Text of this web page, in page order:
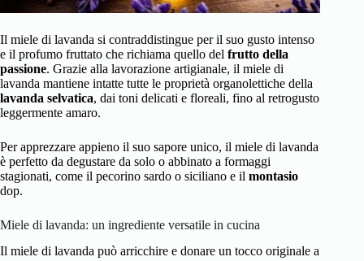
Il miele di lavanda si contraddistingue per il suo gusto intenso
e il profumo fruttato che richiama quello del frutto della
passione. Grazie alla lavorazione artigianale, il miele di
lavanda mantiene intatte tutte le proprietà organolettiche della
lavanda selvatica, dai toni delicati e floreali, fino al retrogusto
leggermente amaro.
Per apprezzare appieno il suo sapore unico, il miele di lavanda
è perfetto da degustare da solo o abbinato a formaggi
stagionati, come il pecorino sardo o siciliano e il montasio
dop.
Miele di lavanda: un ingrediente versatile in cucina
Il miele di lavanda può arricchire e donare un tocco originale a